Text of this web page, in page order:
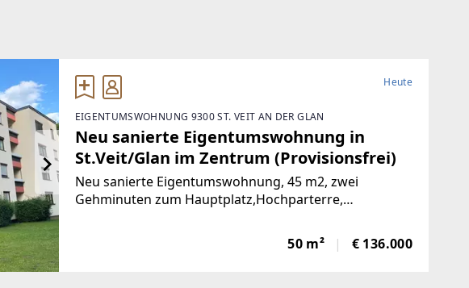
Heute
EIGENTUMSWOHNUNG 9300 ST. VEIT AN DER GLAN
Neu sanierte Eigentumswohnung in
St.Veit/Glan im Zentrum (Provisionsfrei)
Neu sanierte Eigentumswohnung, 45 m2, zwei
Gehminuten zum Hauptplatz,Hochparterre,
Grüne, mangelangt über nur 4 Stufen in die Wohnung,
Kindergarten, Volksschule,Mittelschule, Gymnasium,
50 m² € 136.000